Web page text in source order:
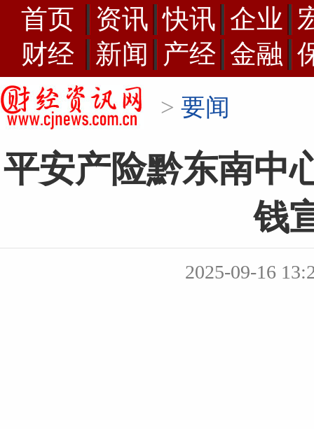
首页 资讯 快讯 企业
财经
新闻 产经 金融
> 要闻
平安产险黔东南中
钱
2025-09-16